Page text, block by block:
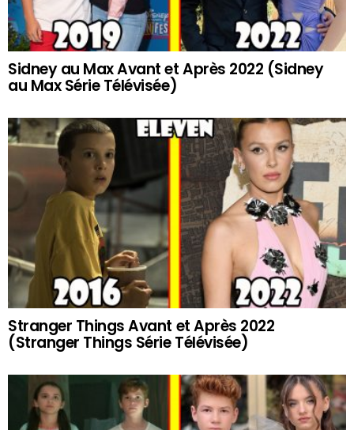
Sidney au Max Avant et Après 2022 (Sidney
au Max Série Télévisée)
Stranger Things Avant et Après 2022
(Stranger Things Série Télévisée)